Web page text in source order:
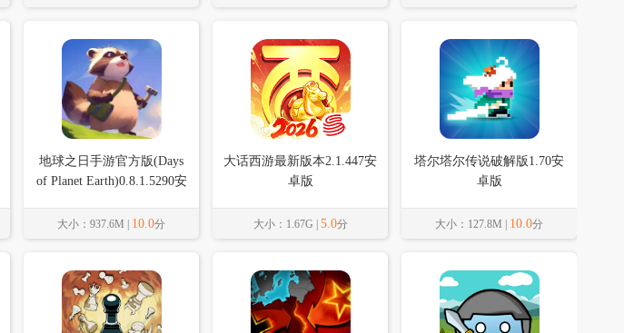
地球之日手游官方版(Days
of Planet Earth)0.8.1.5290安
大小：937.6M | 10.0分
大话西游最新版本2.1.447安
卓版
大小：1.67G | 5.0分
塔尔塔尔传说破解版1.70安
卓版
大小：127.8M | 10.0分